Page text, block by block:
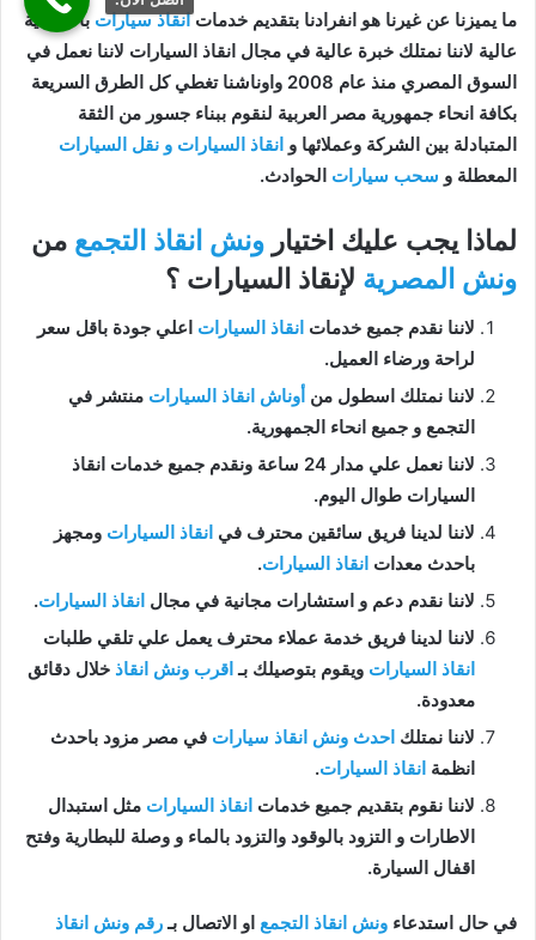
ما يميزنا عن غيرنا هو انفرادنا بتقديم خدماتانقاذ سيارات باحترافية
عالية لاننا نمتلك خبرة عالية في مجال انقاذ السيارات لاننا نعمل في
السوق المصري منذ عام 2008 واوناشنا تغطي كل الطرق السريعة
بكافة انحاء جمهورية مصر العربية لنقوم ببناء جسور من الثقة
المتبادلة بين الشركة وعملائها و انقاذ السيارات و نقل السيارات
المعطلة و سحب سيارات الحوادث.
لماذا يجب عليك اختيار ونش انقاذ التجمع من
ونش المصرية لإنقاذ السيارات ؟
لاننا نقدم جميع خدمات انقاذ السيارات اعلي جودة باقل سعر
لراحة ورضاء العميل.
لاننا نمتلك اسطول من أوناش انقاذ السيارات منتشر في
التجمع و جميع انحاء الجمهورية.
لاننا نعمل علي مدار 24 ساعة ونقدم جميع خدمات انقاذ
السيارات طوال اليوم.
لاننا لدينا فريق سائقين محترف في انقاذ السيارات ومجهز
باحدث معدات انقاذ السيارات.
لاننا نقدم دعم و استشارات مجانية في مجال انقاذ السيارات.
لاننا لدينا فريق خدمة عملاء محترف يعمل علي تلقي طلبات
انقاذ السيارات ويقوم بتوصيلك بـاقرب ونش انقاذ خلال دقائق
معدودة.
لاننا نمتلك احدث ونش انقاذ سيارات في مصر مزود باحدث
انظمة انقاذ السيارات.
لاننا نقوم بتقديم جميع خدمات انقاذ السيارات مثل استبدال
الاطارات و التزود بالوقود والتزود بالماء و وصلة للبطارية وفتح
اقفال السيارة.
في حال استدعاء ونش انقاذ التجمع او الاتصال بـرقم ونش انقاذ